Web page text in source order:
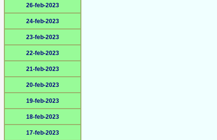
26-feb-2023
24-feb-2023
23-feb-2023
22-feb-2023
21-feb-2023
20-feb-2023
19-feb-2023
18-feb-2023
17-feb-2023